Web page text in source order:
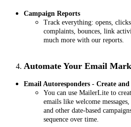
Campaign Reports
Track everything: opens,
complaints, bounces, link
much more with our reports.
Automate Your Email
Email Autoresponders - Create
You can use MailerLite to
emails like welcome
and other date-based
sequence over time.